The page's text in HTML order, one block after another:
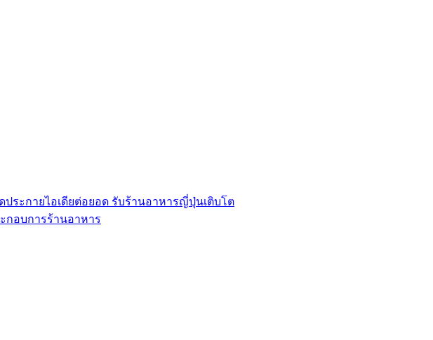
ระกายไอเดียต่อยอด รับร้านอาหารญี่ปุ่นเติบโต
กอบการร้านอาหาร